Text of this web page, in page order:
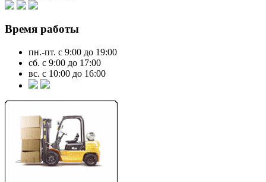
Время работы
пн.-пт. с 9:00 до 19:00
сб. с 9:00 до 17:00
вс. с 10:00 до 16:00